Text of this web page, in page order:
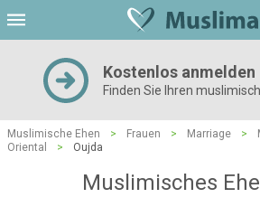
Kostenlos anmelden
Finden Sie Ihren
Muslimische Ehen > Frauen > Marriage >
Oriental
> Oujda
Muslimisches